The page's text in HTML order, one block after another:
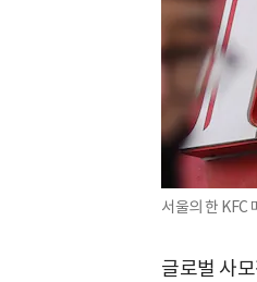
서울의 한 KFC
글로벌 사